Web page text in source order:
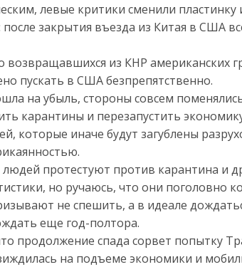
левые критики сменили пластинку
закрытия въезда из Китая в США
из КНР американских
пускать в США безпрепятственно.
на убыль, стороны совсем
карантины и перезапустить
которые иначе будут загублены
протестуют против карантина и
но ручаюсь, что они поголовно
не спешить, а в идеале
еще год-полтора.
продолжение спада сорвет попытку
на подъеме экономики и